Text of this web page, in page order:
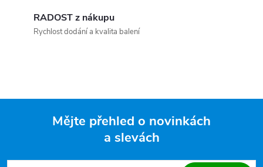
RADOST z nákupu
Rychlost dodání a kvalita balení
Mějte přehled o novinkách
a slevách